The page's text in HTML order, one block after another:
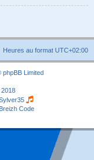
Heures au format UTC+02:00
Limited
2018
Code